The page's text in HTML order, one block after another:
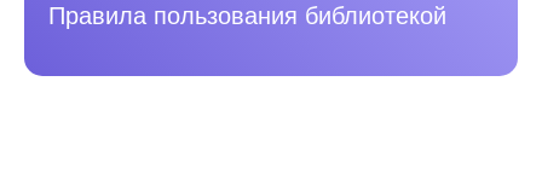
Правила пользования библиотекой